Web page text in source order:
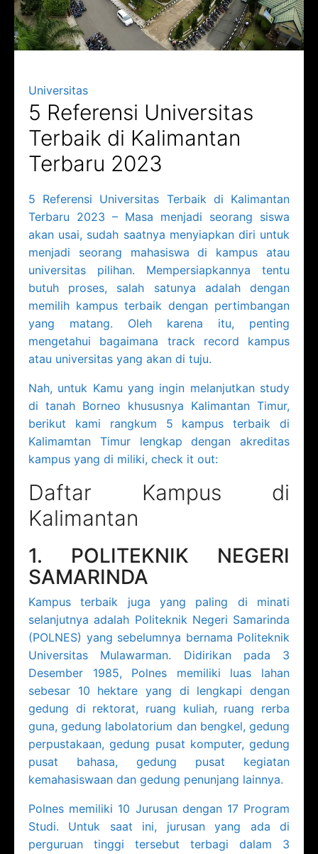
Universitas
5 Referensi Universitas
Terbaik di Kalimantan
Terbaru 2023
5 Referensi Universitas Terbaik di Kalimantan
Terbaru 2023 – Masa menjadi seorang siswa
akan usai, sudah saatnya menyiapkan diri untuk
menjadi seorang mahasiswa di kampus atau
universitas pilihan. Mempersiapkannya tentu
butuh proses, salah satunya adalah dengan
memilih kampus terbaik dengan pertimbangan
yang matang. Oleh karena itu, penting
mengetahui bagaimana track record kampus
atau universitas yang akan di tuju.
Nah, untuk Kamu yang ingin melanjutkan study
di tanah Borneo khususnya Kalimantan Timur,
berikut kami rangkum 5 kampus terbaik di
Kalimamtan Timur lengkap dengan akreditas
kampus yang di miliki, check it out:
Daftar Kampus di
Kalimantan
1. POLITEKNIK NEGERI
SAMARINDA
Kampus terbaik juga yang paling di minati
selanjutnya adalah Politeknik Negeri Samarinda
(POLNES) yang sebelumnya bernama Politeknik
Universitas Mulawarman. Didirikan pada 3
Desember 1985, Polnes memiliki luas lahan
sebesar 10 hektare yang di lengkapi dengan
gedung di rektorat, ruang kuliah, ruang rerba
guna, gedung labolatorium dan bengkel, gedung
perpustakaan, gedung pusat komputer, gedung
pusat bahasa, gedung pusat kegiatan
kemahasiswaan dan gedung penunjang lainnya.
Polnes memiliki 10 Jurusan dengan 17 Program
Studi. Untuk saat ini, jurusan yang ada di
perguruan tinggi tersebut terbagi dalam 3